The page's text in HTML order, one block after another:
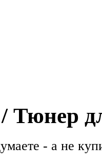
Тюнер
- а не